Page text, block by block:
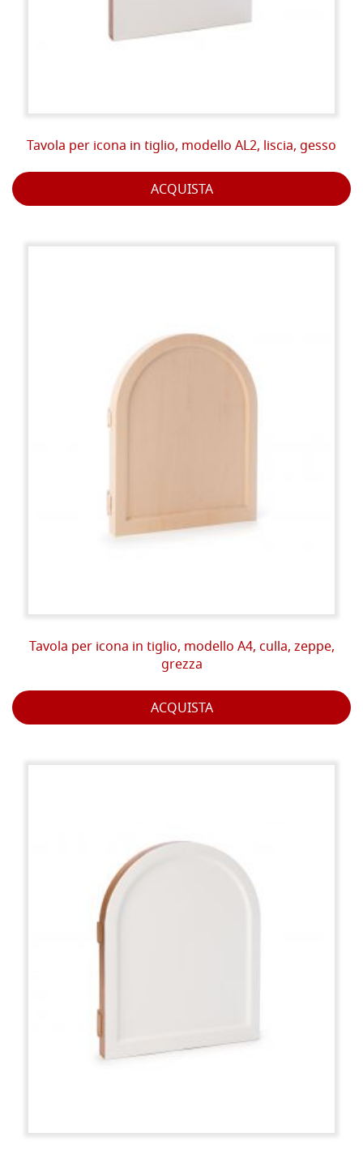
Tavola per icona in tiglio, modello AL2, liscia, gesso
ACQUISTA
Tavola per icona in tiglio, modello A4, culla, zeppe,
grezza
ACQUISTA